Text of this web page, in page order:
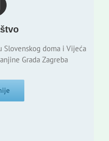
doma i Vijeća
Grada Zagreba